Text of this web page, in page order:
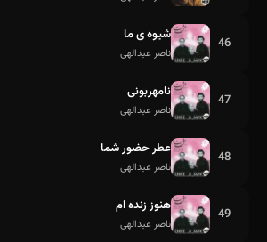
46 شیوه ی ما
ناصر عبدالهی
47 نامهربونی
ناصر عبدالهی
48 عطر حضور شما
ناصر عبدالهی
49 هنوز زنده ام
ناصر عبدالهی